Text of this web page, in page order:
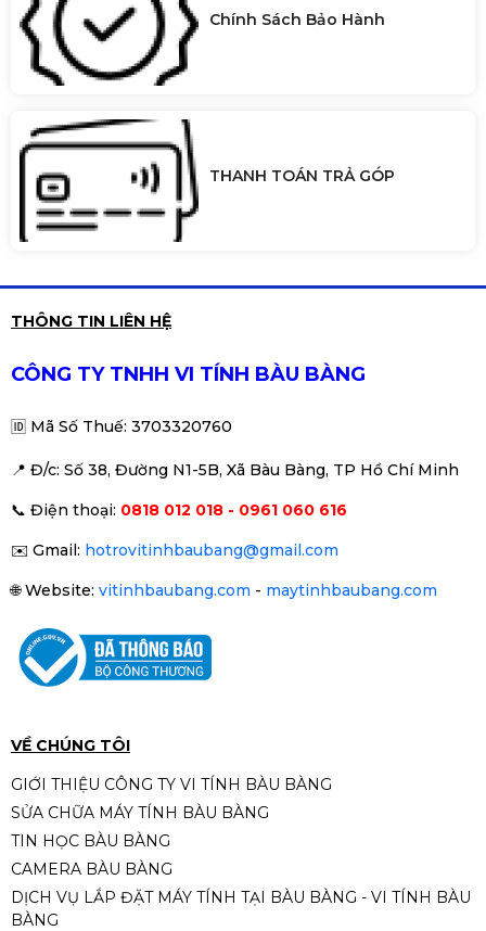
Chính Sách Bảo Hành
THANH TOÁN TRẢ GÓP
THÔNG TIN LIÊN HỆ
CÔNG TY TNHH VI TÍNH BÀU BÀNG
🆔 Mã Số Thuế: 3703320760
📍 Đ/c: Số 38, Đường N1-5B, Xã Bàu Bàng, TP Hồ Chí Minh
📞 Điện thoại: 0818 012 018 - 0961 060 616
✉️ Gmail: hotrovitinhbaubang@gmail.com
🌐Website: vitinhbaubang.com - maytinhbaubang.com
VỀ CHÚNG TÔI
GIỚI THIỆU CÔNG TY VI TÍNH BÀU BÀNG
SỬA CHỮA MÁY TÍNH BÀU BÀNG
TIN HỌC BÀU BÀNG
CAMERA BÀU BÀNG
DỊCH VỤ LẮP ĐẶT MÁY TÍNH TẠI BÀU BÀNG - VI TÍNH BÀU
BÀNG